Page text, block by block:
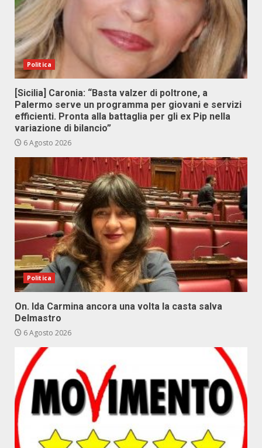
Politica
[Sicilia] Caronia: “Basta valzer di poltrone, a
Palermo serve un programma per giovani e servizi
efficienti. Pronta alla battaglia per gli ex Pip nella
variazione di bilancio”
6 Agosto 2026
Politica
On. Ida Carmina ancora una volta la casta salva
Delmastro
6 Agosto 2026